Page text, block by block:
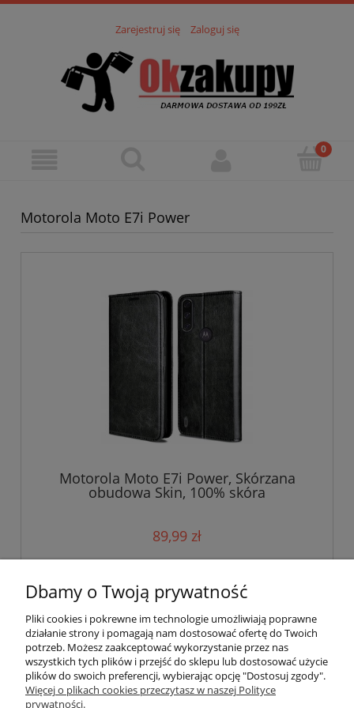
Zarejestruj się Zaloguj się
Motorola Moto E7i Power
Motorola Moto E7i Power, Skórzana
obudowa Skin, 100% skóra
89,99 zł
Pomoc
Dbamy o Twoją prywatność
Pliki cookies i pokrewne im technologie umożliwiają poprawne
działanie strony i pomagają nam dostosować ofertę do Twoich
potrzeb. Możesz zaakceptować wykorzystanie przez nas
wszystkich tych plików i przejść do sklepu lub dostosować użycie
plików do swoich preferencji, wybierając opcję "Dostosuj zgody".
Więcej o plikach cookies przeczytasz w naszej Polityce
prywatności.